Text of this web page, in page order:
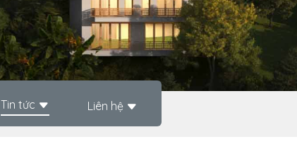
Tin tức Liên hệ